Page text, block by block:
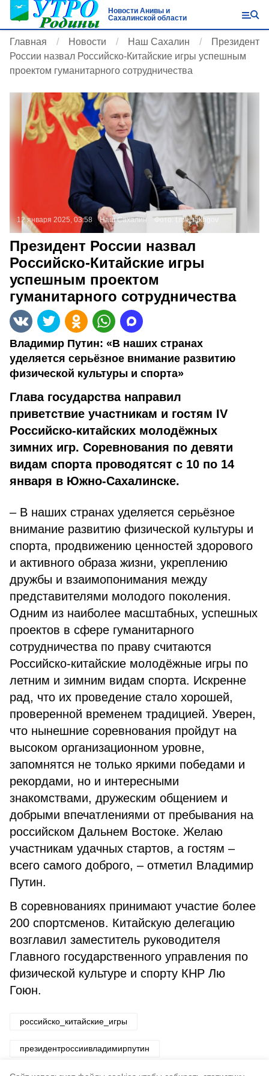
Новости Анивы и
Сахалинской области
Главная Новости Наш Сахалин
Президент
России назвал Российско-Китайские игры успешным
проектом гуманитарного сотрудничества
12 января 2025, 03:58 Наш Сахалин Фото: t.me/sakhgov
Президент России назвал
Российско-Китайские игры
успешным проектом
гуманитарного сотрудничества
Владимир Путин: «В наших странах
уделяется серьёзное внимание развитию
физической культуры и спорта»
Глава государства направил
приветствие участникам и гостям IV
Российско-китайских молодёжных
зимних игр. Соревнования по девяти
видам спорта проводятсят с 10 по 14
января в Южно-Сахалинске.
– В наших странах уделяется серьёзное
внимание развитию физической культуры и
спорта, продвижению ценностей здорового
и активного образа жизни, укреплению
дружбы и взаимопонимания между
представителями молодого поколения.
Одним из наиболее масштабных, успешных
проектов в сфере гуманитарного
сотрудничества по праву считаются
Российско-китайские молодёжные игры по
летним и зимним видам спорта. Искренне
рад, что их проведение стало хорошей,
проверенной временем традицией. Уверен,
что нынешние соревнования пройдут на
высоком организационном уровне,
запомнятся не только яркими победами и
рекордами, но и интересными
знакомствами, дружеским общением и
добрыми впечатлениями от пребывания на
российском Дальнем Востоке. Желаю
участникам удачных стартов, а гостям –
всего самого доброго, – отметил Владимир
Путин.
В соревнованиях принимают участие более
200 спортсменов. Китайскую делегацию
возглавил заместитель руководителя
Главного государственного управления по
физической культуре и спорту КНР Лю
Гоюн.
российско_китайские_игры
президентроссиивладимирпутин